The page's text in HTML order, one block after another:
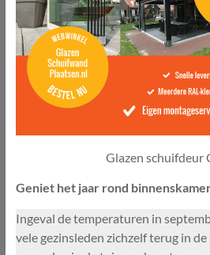
Glazen schuifdeur
Geniet het jaar rond
Ingeval de temperaturen in
vele gezinsleden zichzelf terug in